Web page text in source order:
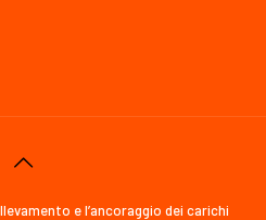
e l’ancoraggio dei carichi